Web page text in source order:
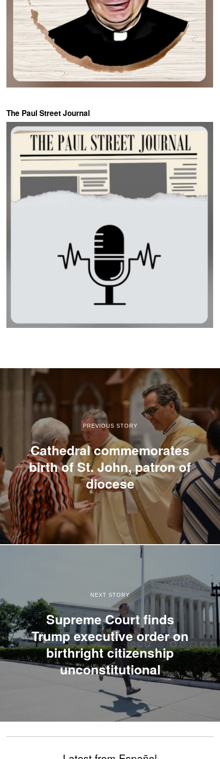
The Paul Street Journal
PREVIOUS STORY
Cathedral commemorates
birth of St. John, patron of
diocese
NEXT STORY
Supreme Court finds
Trump executive order on
birthright citizenship
unconstitutional